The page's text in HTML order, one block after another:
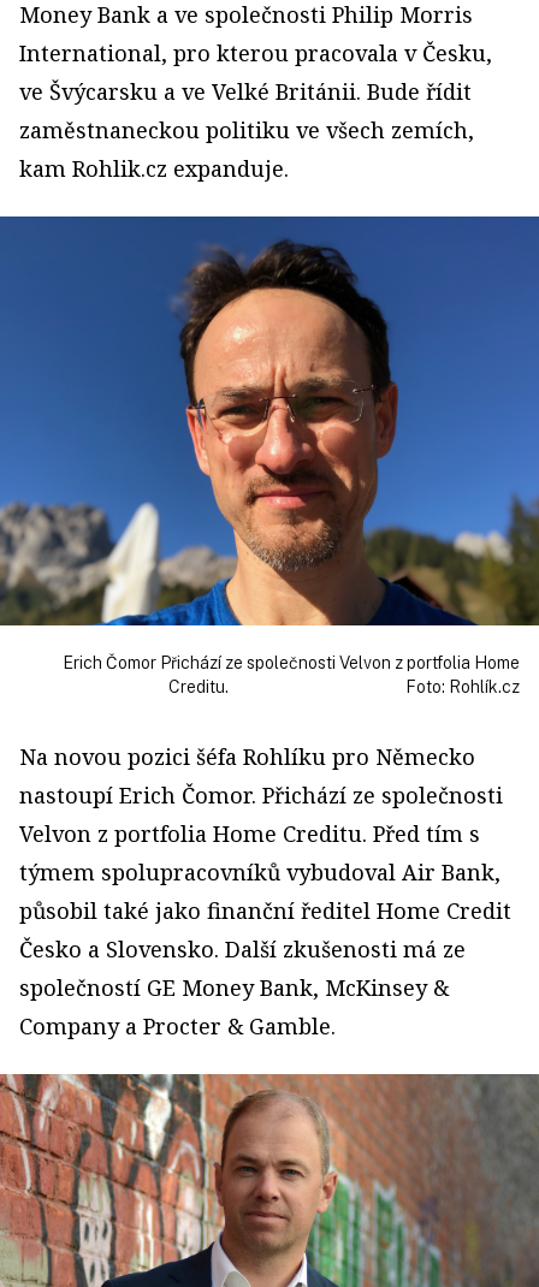
Money Bank a ve společnosti Philip Morris
International, pro kterou pracovala v Česku,
ve Švýcarsku a ve Velké Británii. Bude řídit
zaměstnaneckou politiku ve všech zemích,
kam Rohlik.cz expanduje.
Erich Čomor Přichází ze společnosti Velvon z portfolia Home
Creditu. Foto: Rohlík.cz
Na novou pozici šéfa Rohlíku pro Německo
nastoupí Erich Čomor. Přichází ze společnosti
Velvon z portfolia Home Creditu. Před tím s
týmem spolupracovníků vybudoval Air Bank,
působil také jako finanční ředitel Home Credit
Česko a Slovensko. Další zkušenosti má ze
společností GE Money Bank, McKinsey &
Company a Procter & Gamble.